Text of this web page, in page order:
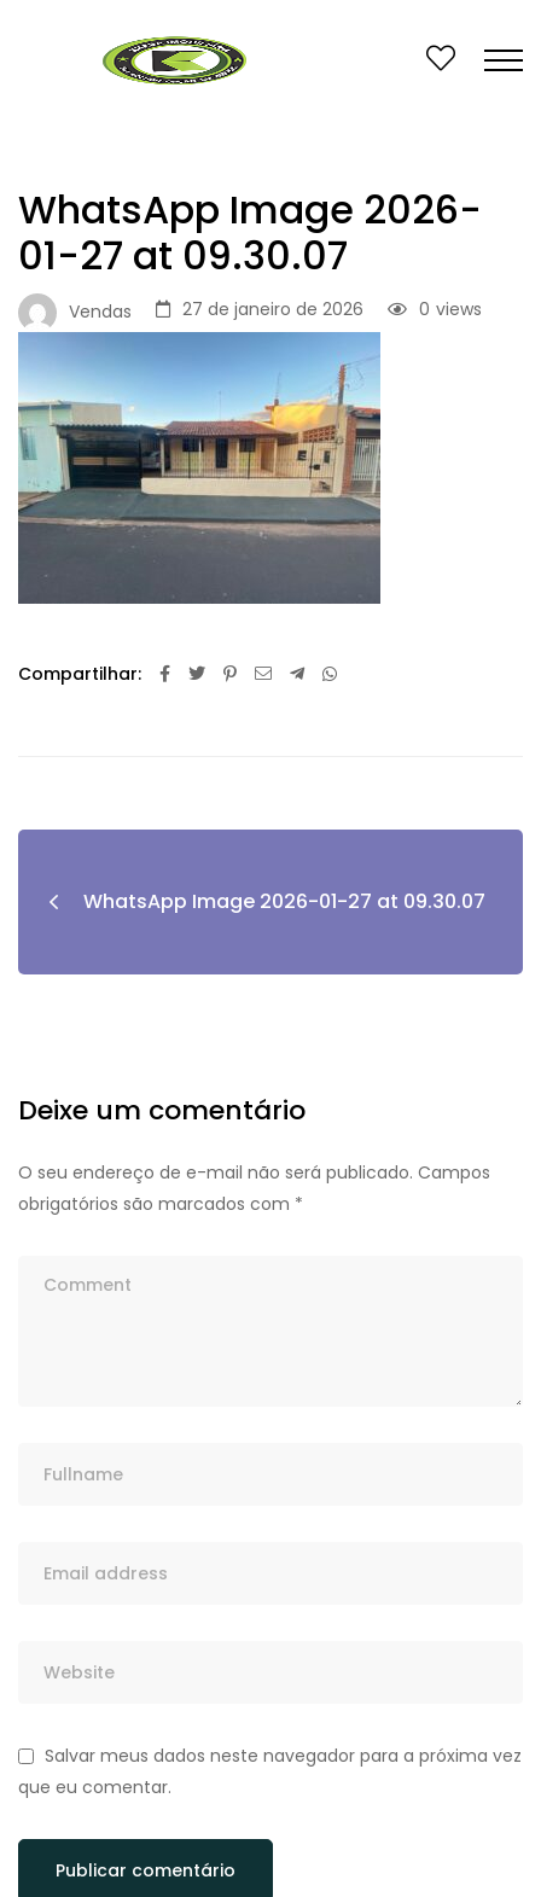
WhatsApp Image 2026-
01-27 at 09.30.07
Vendas 27 de janeiro de 2026 views
0
Compartilhar:
WhatsApp Image 2026-01-27 at 09.30.07
Deixe um comentário
O seu endereço de e-mail não será publicado. Campos
obrigatórios são marcados com *
Salvar meus dados neste navegador para a próxima vez
que eu comentar.